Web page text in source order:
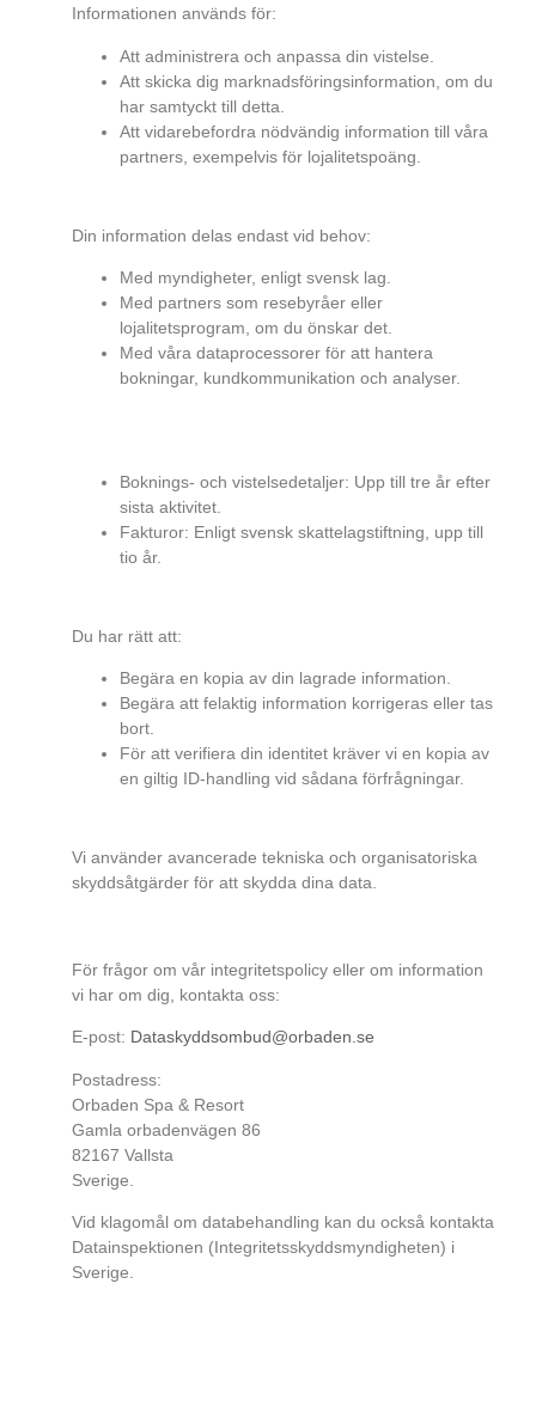
Informationen används för:
Att administrera och anpassa din vistelse.
Att skicka dig marknadsföringsinformation, om du
har samtyckt till detta.
Att vidarebefordra nödvändig information till våra
partners, exempelvis för lojalitetspoäng.
Din information delas endast vid behov:
Med myndigheter, enligt svensk lag.
Med partners som resebyråer eller
lojalitetsprogram, om du önskar det.
Med våra dataprocessorer för att hantera
bokningar, kundkommunikation och analyser.
Boknings- och vistelsedetaljer: Upp till tre år efter
sista aktivitet.
Fakturor: Enligt svensk skattelagstiftning, upp till
tio år.
Du har rätt att:
Begära en kopia av din lagrade information.
Begära att felaktig information korrigeras eller tas
bort.
För att verifiera din identitet kräver vi en kopia av
en giltig ID-handling vid sådana förfrågningar.
Vi använder avancerade tekniska och organisatoriska
skyddsåtgärder för att skydda dina data.
För frågor om vår integritetspolicy eller om information
vi har om dig, kontakta oss:
E-post: Dataskyddsombud@orbaden.se
Postadress:
Orbaden Spa & Resort
Gamla orbadenvägen 86
82167 Vallsta
Sverige.
Vid klagomål om databehandling kan du också kontakta
Datainspektionen (Integritetsskyddsmyndigheten) i
Sverige.